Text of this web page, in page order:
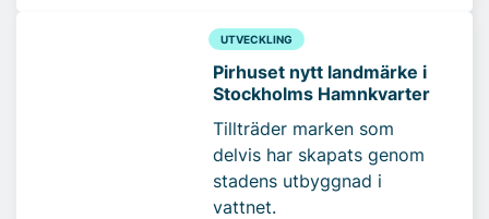
UTVECKLING
Pirhuset nytt landmärke i
Stockholms Hamnkvarter
Tillträder marken som
delvis har skapats genom
stadens utbyggnad i
vattnet.